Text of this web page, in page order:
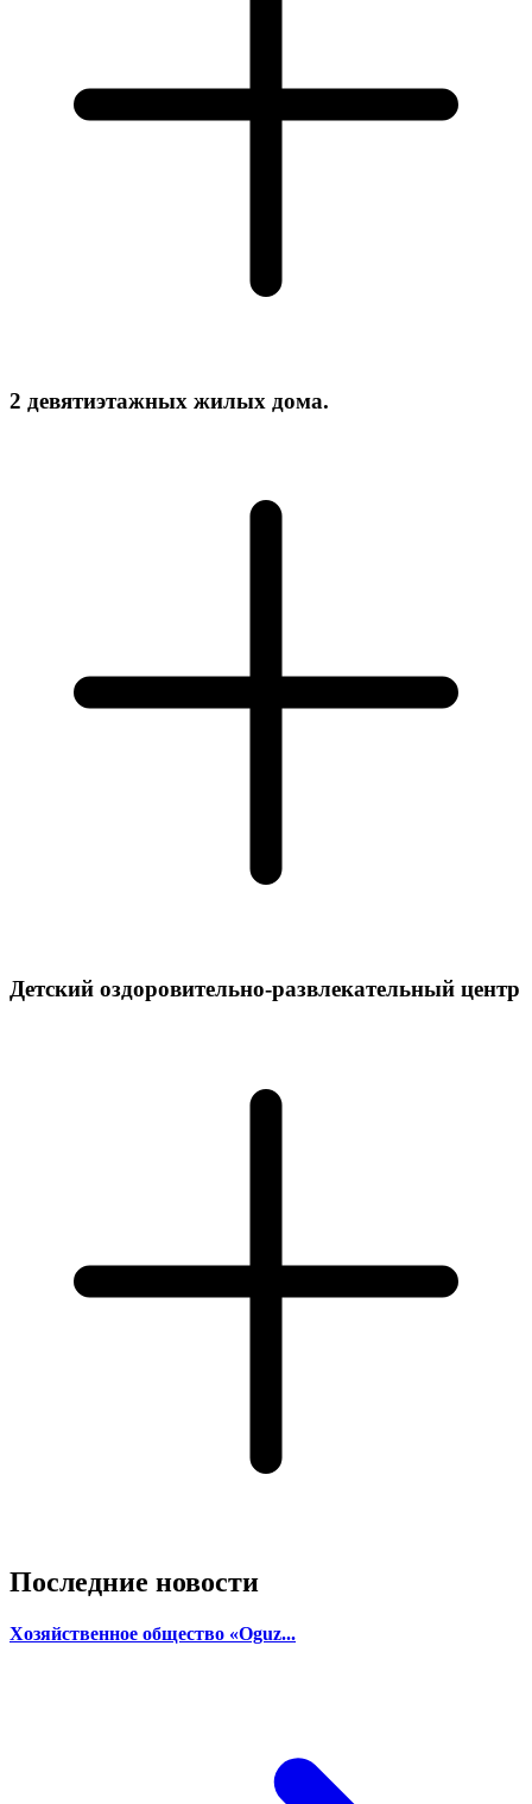
2 девятиэтажных жилых дома.
Детский оздоровительно-развлекательный центр
Последние новости
Хозяйственное общество «Oguz...